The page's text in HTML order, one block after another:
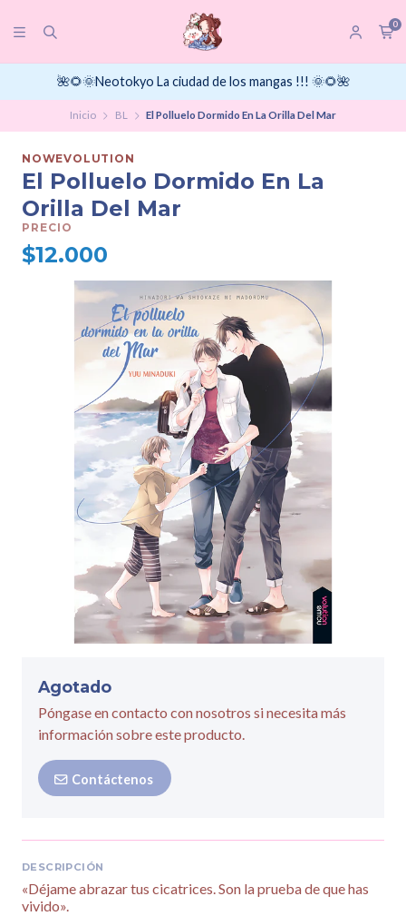
0
🌺🌻🌞Neotokyo La ciudad de los mangas !!! 🌞🌻🌺
Inicio BL El Polluelo Dormido En La Orilla Del Mar
NOWEVOLUTION
El Polluelo Dormido En La
Orilla Del Mar
PRECIO
$12.000
Agotado
Póngase en contacto con nosotros si necesita más
información sobre este producto.
Contáctenos
DESCRIPCIÓN
«Déjame abrazar tus cicatrices. Son la prueba de que has
vivido».